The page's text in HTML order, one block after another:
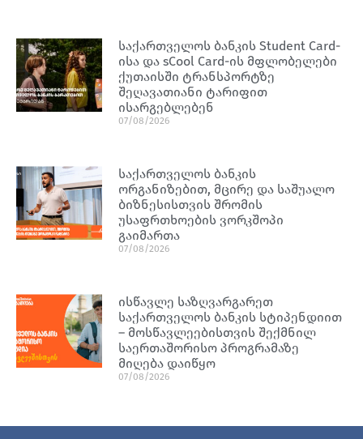
საქართველოს ბანკის Student Card-
ისა და sCool Card-ის მფლობელები
ქუთაისში ტრანსპორტზე
შეღავათიანი ტარიფით
ისარგებლებენ
07/08/2026
საქართველოს ბანკის
ორგანიზებით, მცირე და საშუალო
ბიზნესისთვის შრომის
უსაფრთხოების ვორკშოპი
გაიმართა
07/08/2026
ისწავლე საზღვარგარეთ
საქართველოს ბანკის სტიპენდიით
– მოსწავლეებისთვის შექმნილ
საერთაშორისო პროგრამაზე
მიღება დაიწყო
07/08/2026